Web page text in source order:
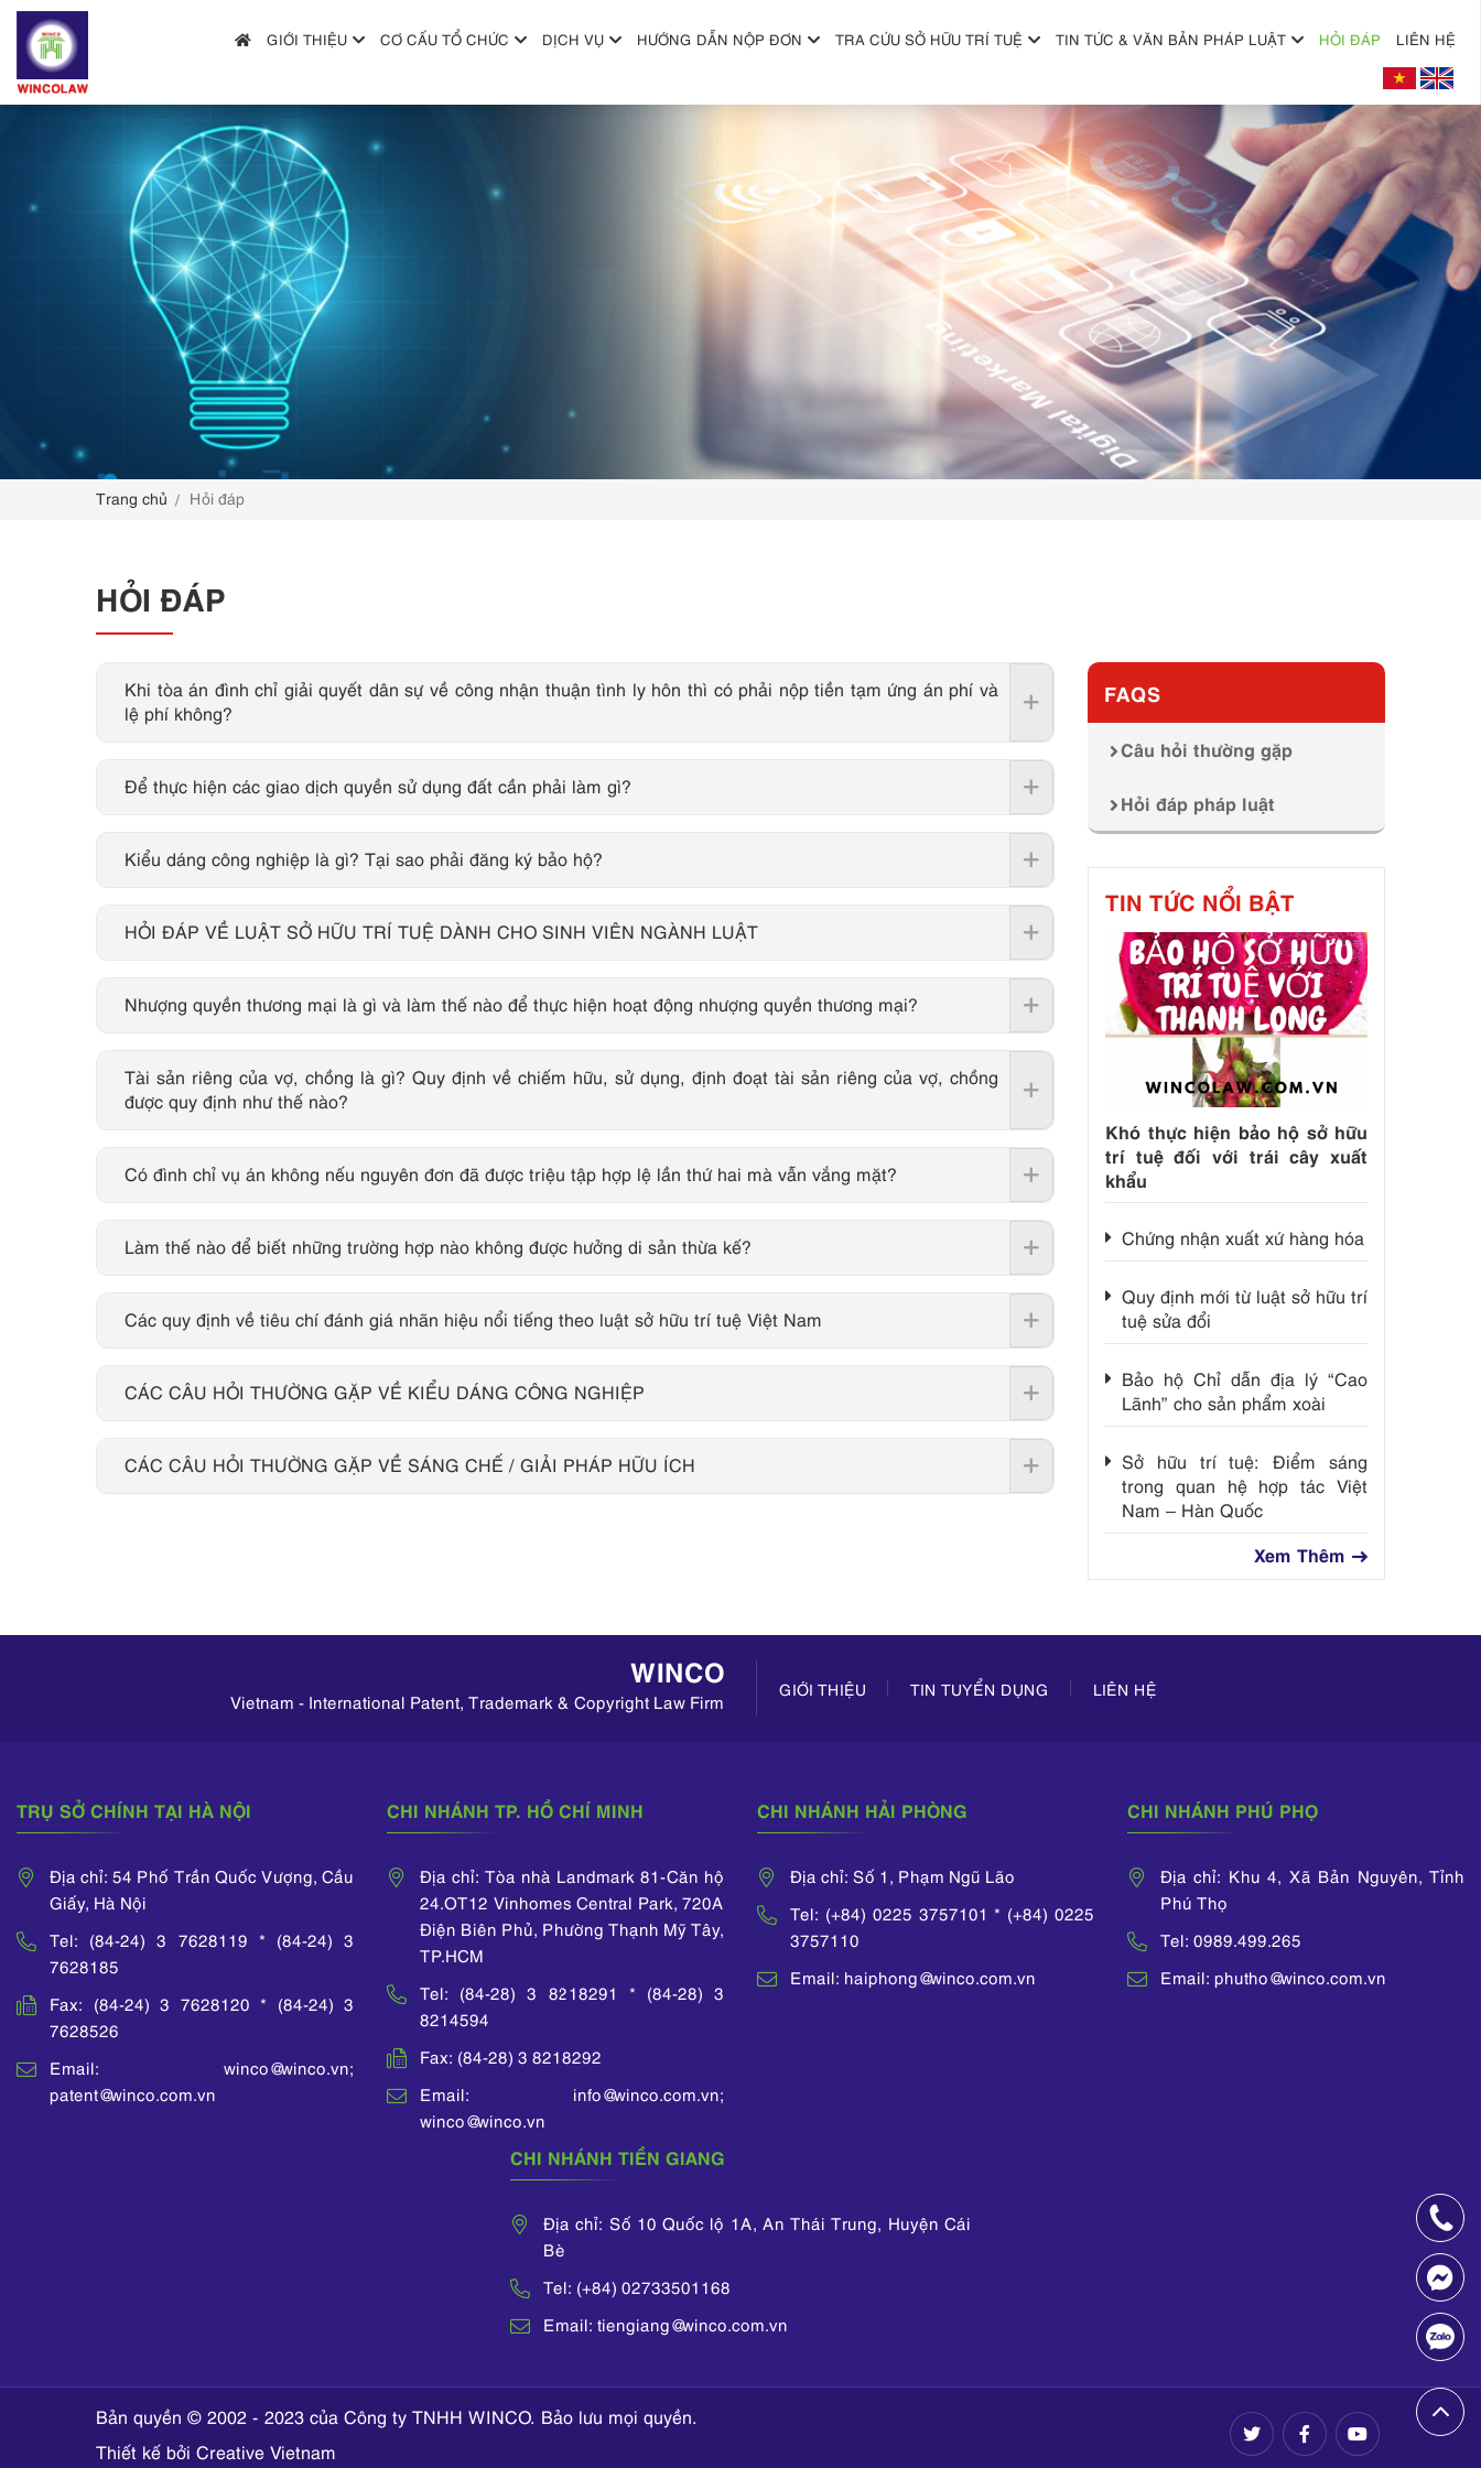
+
CƠ CẤU TỔ CHỨC +
+
HƯỚNG DẪN NỘP ĐƠN
TRA CỨU SỞ HỮU TRÍ TUỆ
TIN TỨC & VĂN BẢN PHÁP LUẬT
HỎI ĐÁP
GIỚI THIỆU CƠ CẤU TỔ CHỨC DỊCH VỤ HƯỚNG DẪN NỘP ĐƠN TRA CỨU SỞ HỮU TRÍ TUỆ TIN TỨC & VĂN BẢN PHÁP LUẬT HỎI ĐÁP LIÊN HỆ
Trang chủ Hỏi đáp
HỎI ĐÁP
Khi tòa án đình chỉ giải quyết dân sự về công nhận thuận tình ly hôn thì có phải nộp tiền tạm ứng án phí và
lệ phí không?
Để thực hiện các giao dịch quyền sử dụng đất cần phải làm gì?
Kiểu dáng công nghiệp là gì? Tại sao phải đăng ký bảo hộ?
HỎI ĐÁP VỀ LUẬT SỞ HỮU TRÍ TUỆ DÀNH CHO SINH VIÊN NGÀNH LUẬT
Nhượng quyền thương mại là gì và làm thế nào để thực hiện hoạt động nhượng quyền thương mại?
Tài sản riêng của vợ, chồng là gì? Quy định về chiếm hữu, sử dụng, định đoạt tài sản riêng của vợ, chồng
được quy định như thế nào?
Có đình chỉ vụ án không nếu nguyên đơn đã được triệu tập hợp lệ lần thứ hai mà vẫn vắng mặt?
Làm thế nào để biết những trường hợp nào không được hưởng di sản thừa kế?
Các quy định về tiêu chí đánh giá nhãn hiệu nổi tiếng theo luật sở hữu trí tuệ Việt Nam
CÁC CÂU HỎI THƯỜNG GẶP VỀ KIỂU DÁNG CÔNG NGHIỆP
CÁC CÂU HỎI THƯỜNG GẶP VỀ SÁNG CHẾ / GIẢI PHÁP HỮU ÍCH
FAQS
Câu hỏi thường gặp
Hỏi đáp pháp luật
TIN TỨC NỔI BẬT
Khó thực hiện bảo hộ sở hữu
trí tuệ đối với trái cây xuất
khẩu
Chứng nhận xuất xứ hàng hóa
Quy định mới từ luật sở hữu trí
tuệ sửa đổi
Bảo hộ Chỉ dẫn địa lý “Cao
Lãnh” cho sản phẩm xoài
Sở hữu trí tuệ: Điểm sáng
trong quan hệ hợp tác Việt
Nam – Hàn Quốc
Xem Thêm
WINCO
Vietnam - International Patent, Trademark & Copyright Law Firm
GIỚI THIỆU TIN TUYỂN DỤNG LIÊN HỆ
TRỤ SỞ CHÍNH TẠI HÀ NỘI
Địa chỉ: 54 Phố Trần Quốc Vượng, Cầu
Giấy, Hà Nội
Tel: (84-24) 3 7628119 * (84-24) 3
7628185
Fax: (84-24) 3 7628120 * (84-24) 3
7628526
Email: winco@winco.vn;
patent@winco.com.vn
CHI NHÁNH TP. HỒ CHÍ MINH
Địa chỉ: Tòa nhà Landmark 81-Căn hộ
24.OT12 Vinhomes Central Park, 720A
Điện Biên Phủ, Phường Thạnh Mỹ Tây,
TP.HCM
Tel: (84-28) 3 8218291 * (84-28) 3
8214594
Fax: (84-28) 3 8218292
Email: info@winco.com.vn;
winco@winco.vn
CHI NHÁNH HẢI PHÒNG
Địa chỉ: Số 1, Phạm Ngũ Lão
Tel: (+84) 0225 3757101 * (+84) 0225
3757110
Email: haiphong@winco.com.vn
CHI NHÁNH PHÚ PHỌ
Địa chỉ: Khu 4, Xã Bản Nguyên, Tỉnh
Phú Thọ
Tel: 0989.499.265
Email: phutho@winco.com.vn
CHI NHÁNH TIỀN GIANG
Địa chỉ: Số 10 Quốc lộ 1A, An Thái Trung, Huyện Cái
Bè
Tel: (+84) 02733501168
Email: tiengiang@winco.com.vn
Bản quyền © 2002 - 2023 của Công ty TNHH WINCO. Bảo lưu mọi quyền.
Thiết kế bởi Creative Vietnam